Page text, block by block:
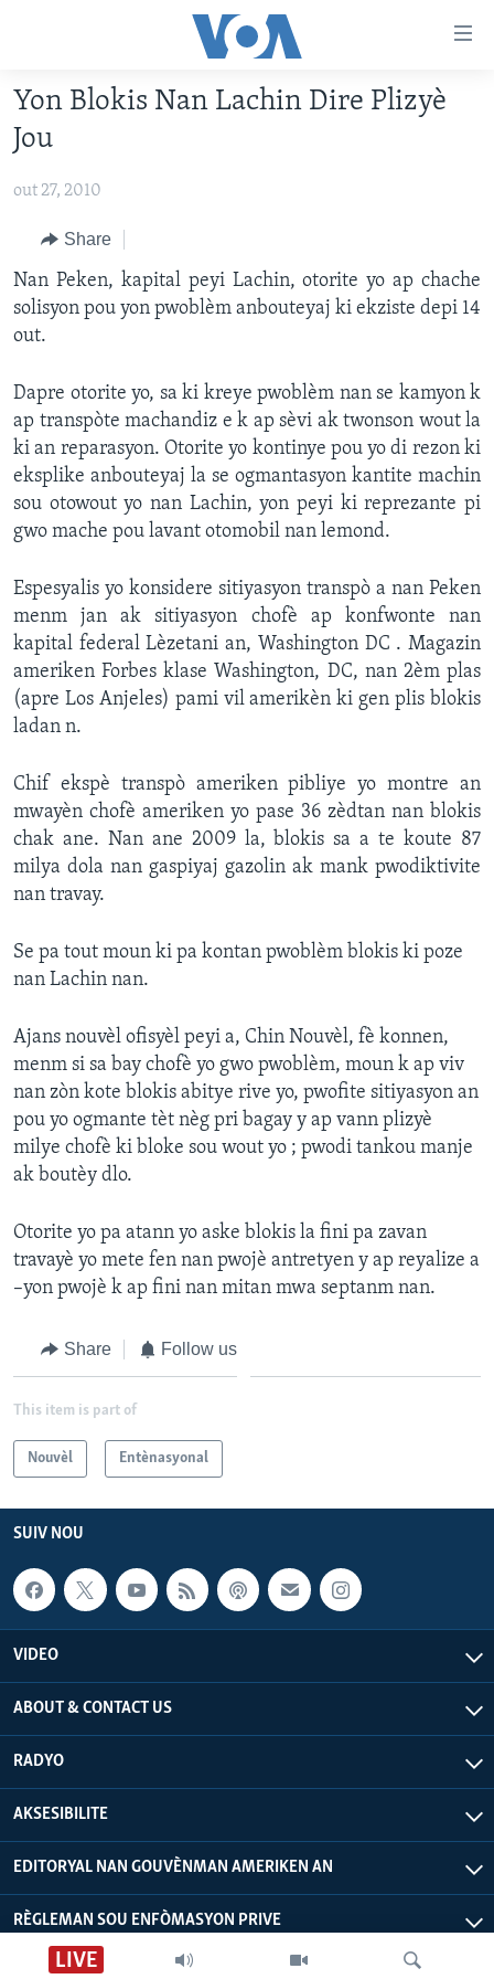
Skip
main
Skip
Navigation
Skip
to
AMERIK LATIN
ENTÈNASYONAL
VIDEO
FLASHPOINT IKRÈN
SUIV NOU
Languages
LIVE
Yon Blokis Nan Lachin Dire Plizyè
Jou
out 27, 2010
Share
Nan Peken, kapital peyi Lachin, otorite yo ap chache
solisyon pou yon pwoblèm anbouteyaj ki ekziste depi 14
out.
Dapre otorite yo, sa ki kreye pwoblèm nan se kamyon k
ap transpòte machandiz e k ap sèvi ak twonson wout la
ki an reparasyon. Otorite yo kontinye pou yo di rezon ki
eksplike anbouteyaj la se ogmantasyon kantite machin
sou otowout yo nan Lachin, yon peyi ki reprezante pi
gwo mache pou lavant otomobil nan lemond.
Espesyalis yo konsidere sitiyasyon transpò a nan Peken
menm jan ak sitiyasyon chofè ap konfwonte nan
kapital federal Lèzetani an, Washington DC . Magazin
ameriken Forbes klase Washington, DC, nan 2èm plas
(apre Los Anjeles) pami vil amerikèn ki gen plis blokis
ladan n.
Chif ekspè transpò ameriken pibliye yo montre an
mwayèn chofè ameriken yo pase 36 zèdtan nan blokis
chak ane. Nan ane 2009 la, blokis sa a te koute 87
milya dola nan gaspiyaj gazolin ak mank pwodiktivite
nan travay.
Se pa tout moun ki pa kontan pwoblèm blokis ki poze
nan Lachin nan.
Ajans nouvèl ofisyèl peyi a, Chin Nouvèl, fè konnen,
menm si sa bay chofè yo gwo pwoblèm, moun k ap viv
nan zòn kote blokis abitye rive yo, pwofite sitiyasyon an
pou yo ogmante tèt nèg pri bagay y ap vann plizyè
milye chofè ki bloke sou wout yo ; pwodi tankou manje
ak boutèy dlo.
Otorite yo pa atann yo aske blokis la fini pa zavan
travayè yo mete fen nan pwojè antretyen y ap reyalize a
–yon pwojè k ap fini nan mitan mwa septanm nan.
Share Follow us
This item is part of
Nouvèl Entènasyonal
SUIV NOU
VIDEO
ABOUT & CONTACT US
RADYO
AKSESIBILITE
EDITORYAL NAN GOUVÈNMAN AMERIKEN AN
RÈGLEMAN SOU ENFÒMASYON PRIVE